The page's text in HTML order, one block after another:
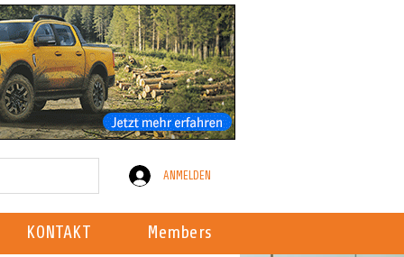
ANMELDEN
KONTAKT Members